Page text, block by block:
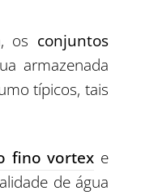
os conjuntos
armazenada
típicos, tais
fino vortex e
de água